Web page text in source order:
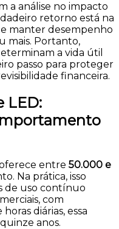
a análise no impacto
retorno está na
manter desempenho
mais. Portanto,
a vida útil
passo para proteger
financeira.
LED:
entre 50.000 e
Na prática, isso
de uso contínuo
com
diárias, essa
anos.